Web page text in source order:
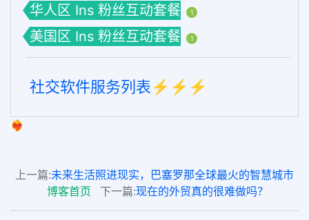
华人区 Ins 粉丝互动套餐 1
美国区 Ins 粉丝互动套餐 1
社交软件服务列表⚡️⚡️⚡️
❤️‍🔥
上一篇:未来生活照进现实，巴塞罗那全球最火的智慧城市
博客首页
下一篇:现在的外贸真的很难做吗？